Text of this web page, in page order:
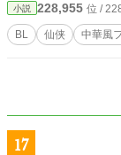
小説 228,955 位 /
BL 仙侠 中華風
17